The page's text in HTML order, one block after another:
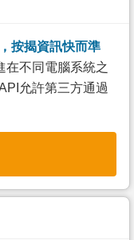
按揭資訊快而準
在不同電腦系統之
允許第三方通過